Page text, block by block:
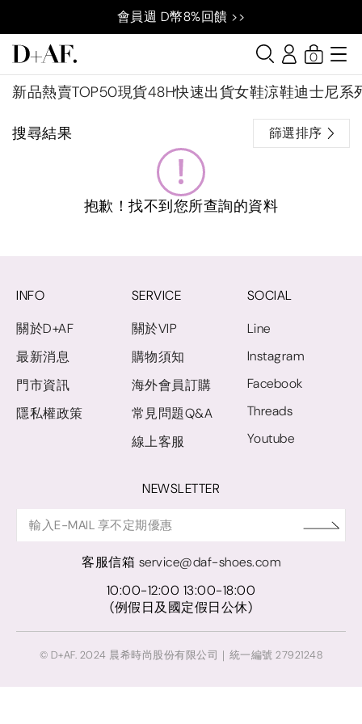
會員週 D幣8%回饋 >>
新品熱賣TOP50現貨48H快速出貨女鞋涼鞋迪士尼系
0
搜尋結果 篩選排序
抱歉！找不到您所查詢的資料
INFO
關於D+AF
最新消息
門市資訊
隱私權政策
SERVICE
關於VIP
購物須知
海外會員訂購
常見問題Q&A
線上客服
SOCIAL
Line
Instagram
Facebook
Threads
Youtube
NEWSLETTER
客服信箱 service@daf-shoes.com
10:00-12:00 13:00-18:00
(例假日及國定假日公休)
© D+AF. 2024 晨希時尚股份有限公司｜統一編號 27921248